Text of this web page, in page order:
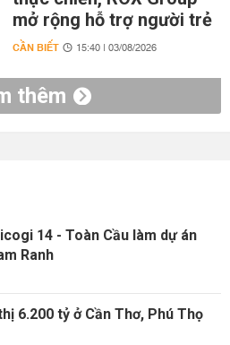
mở rộng hỗ trợ người trẻ
CẦN BIẾT 15:40 | 03/08/2026
thêm
14 - Toàn Cầu làm dự án
Ranh
6.200 tỷ ở Cần Thơ, Phú Thọ